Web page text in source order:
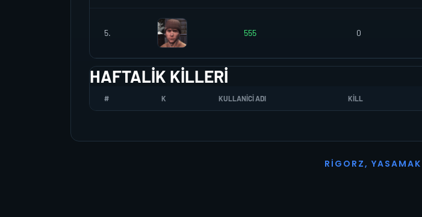
5. 555 0
HAFTALIK KILLERI
# K KULLANICI ADI KILL
R I G O R Z, YASAMAK